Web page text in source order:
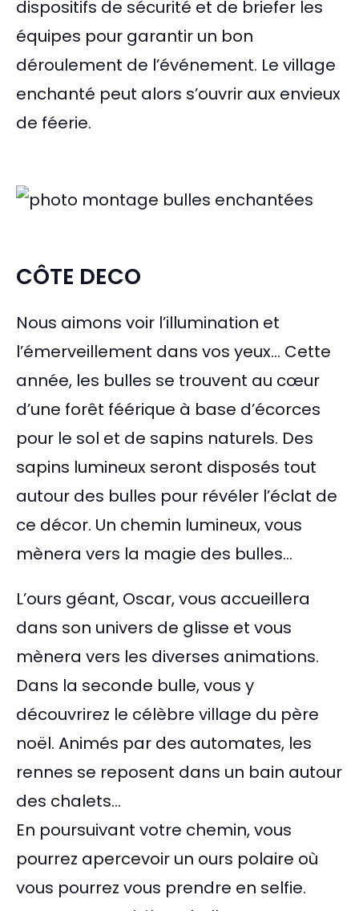
dispositifs de sécurité et de briefer les
équipes pour garantir un bon
déroulement de l’événement. Le village
enchanté peut alors s’ouvrir aux envieux
de féerie.
CÔTE DECO
Nous aimons voir l’illumination et
l’émerveillement dans vos yeux… Cette
année, les bulles se trouvent au cœur
d’une forêt féérique à base d’écorces
pour le sol et de sapins naturels. Des
sapins lumineux seront disposés tout
autour des bulles pour révéler l’éclat de
ce décor. Un chemin lumineux, vous
mènera vers la magie des bulles…
L’ours géant, Oscar, vous accueillera
dans son univers de glisse et vous
mènera vers les diverses animations.
Dans la seconde bulle, vous y
découvrirez le célèbre village du père
noël. Animés par des automates, les
rennes se reposent dans un bain autour
des chalets…
En poursuivant votre chemin, vous
pourrez apercevoir un ours polaire où
vous pourrez vous prendre en selfie.